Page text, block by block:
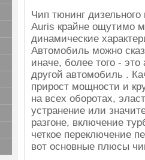
Чип тюнинг дизельного
Auris крайне ощутимо
динамические
Автомобиль можно
иначе, более того -
другой автомобиль .
прирост мощности и
на всех оборотах,
устранение или
разгоне, включение
четкое переключение
вот основные плюсы